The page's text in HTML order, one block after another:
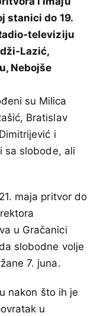
stanici do 19.
televiziju
Lazić,
Nebojše
su Milica
Bratislav
i
sa slobode, ali
maja pritvor do
u Gračanici
slobodne volje
7. juna.
nakon što ih je
u